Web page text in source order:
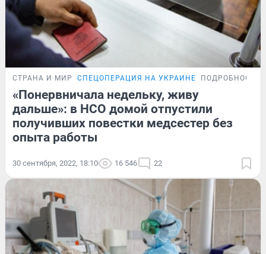
СТРАНА И МИР СПЕЦОПЕРАЦИЯ НА УКРАИНЕ ПОДРОБНОСТИ
«Понервничала недельку, живу
дальше»: в НСО домой отпустили
получивших повестки медсестер без
опыта работы
30 сентября, 2022, 18:10 16 546 22